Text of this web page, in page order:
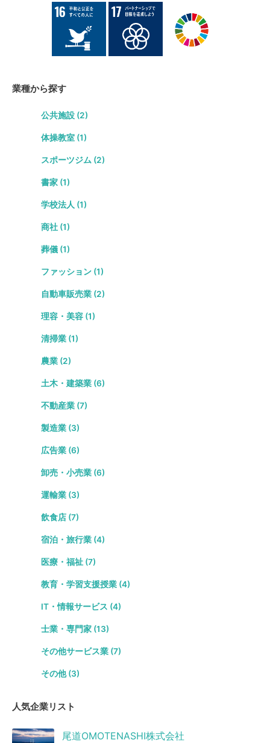
業種から探す
公共施設 (2)
体操教室 (1)
スポーツジム (2)
書家 (1)
学校法人 (1)
商社 (1)
葬儀 (1)
ファッション (1)
自動車販売業 (2)
理容・美容 (1)
清掃業 (1)
農業 (2)
土木・建築業 (6)
不動産業 (7)
製造業 (3)
広告業 (6)
卸売・小売業 (6)
運輸業 (3)
飲食店 (7)
宿泊・旅行業 (4)
医療・福祉 (7)
教育・学習支援授業 (4)
IT・情報サービス (4)
士業・専門家 (13)
その他サービス業 (7)
その他 (3)
人気企業リスト
尾道OMOTENASHI株式会社